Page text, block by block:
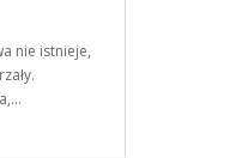
nie istnieje,